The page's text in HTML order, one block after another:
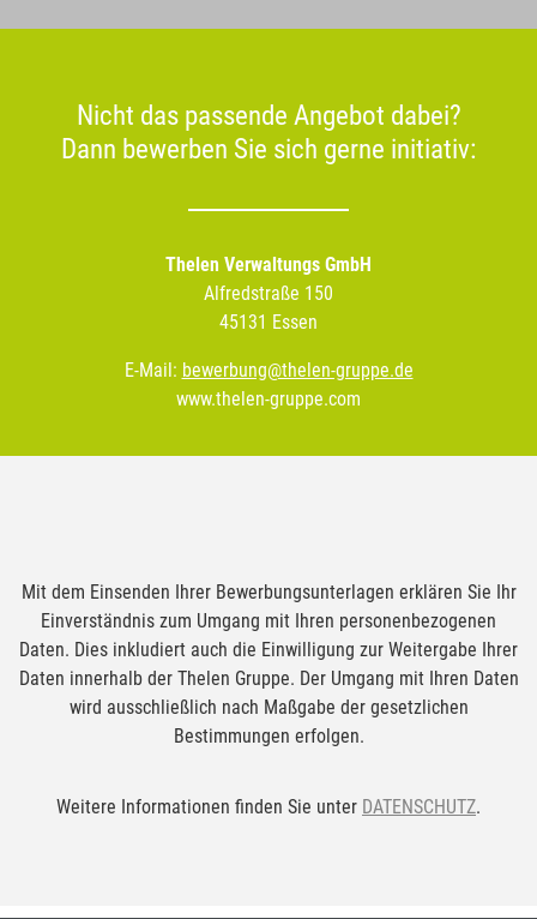
Nicht das passende Angebot dabei?
Dann bewerben Sie sich gerne initiativ:
Thelen Verwaltungs GmbH
Alfredstraße 150
45131 Essen
E-Mail: bewerbung@thelen-gruppe.de
www.thelen-gruppe.com
Mit dem Einsenden Ihrer Bewerbungsunterlagen erklären Sie Ihr
Einverständnis zum Umgang mit Ihren personenbezogenen
Daten. Dies inkludiert auch die Einwilligung zur Weitergabe Ihrer
Daten innerhalb der Thelen Gruppe. Der Umgang mit Ihren Daten
wird ausschließlich nach Maßgabe der gesetzlichen
Bestimmungen erfolgen.
Weitere Informationen finden Sie unter DATENSCHUTZ.